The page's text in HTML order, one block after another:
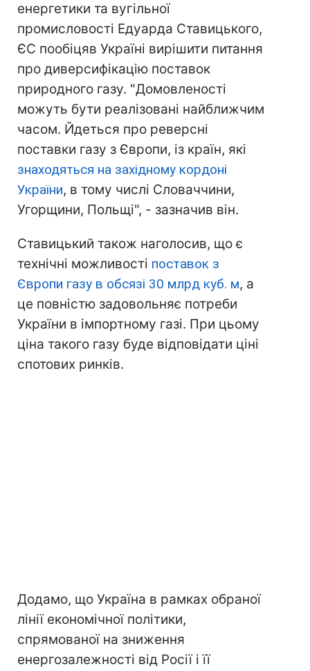
енергетики та вугільної
промисловості Едуарда Ставицького,
ЄС пообіцяв Україні вирішити питання
про диверсифікацію поставок
природного газу. "Домовленості
можуть бути реалізовані найближчим
часом. Йдеться про реверсні
поставки газу з Європи, із країн, які
знаходяться на західному кордоні
України, в тому числі Словаччини,
Угорщини, Польщі", - зазначив він.
Ставицький також наголосив, що є
технічні можливості поставок з
Європи газу в обсязі 30 млрд куб. м, а
це повністю задовольняє потреби
України в імпортному газі. При цьому
ціна такого газу буде відповідати ціні
спотових ринків.
Додамо, що Україна в рамках обраної
лінії економічної політики,
спрямованої на зниження
енергозалежності від Росії і її